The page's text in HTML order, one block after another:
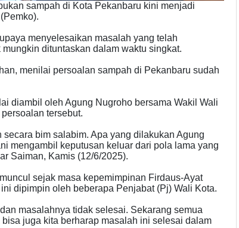
sampah di Kota Pekanbaru kini menjadi
menyelesaikan masalah yang telah
dituntaskan dalam waktu singkat.
menilai persoalan sampah di Pekanbaru sudah
diambil oleh Agung Nugroho bersama Wakil Wali
tersebut.
bim salabim. Apa yang dilakukan Agung
mengambil keputusan keluar dari pola lama yang
Saiman, Kamis (12/6/2025).
sejak masa kepemimpinan Firdaus-Ayat
dipimpin oleh beberapa Penjabat (Pj) Wali Kota.
masalahnya tidak selesai. Sekarang semua
juga kita berharap masalah ini selesai dalam